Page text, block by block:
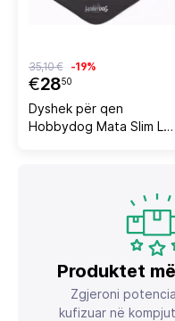
€2850
35,10 € -19%
Dyshek për qen
Hobbydog Mata Slim L
Produktet
Zgjeroni
kufizuar në